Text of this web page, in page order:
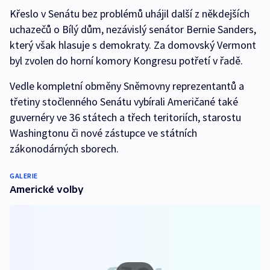
Křeslo v Senátu bez problémů uhájil další z někdejších
uchazečů o Bílý dům, nezávislý senátor Bernie Sanders,
který však hlasuje s demokraty. Za domovský Vermont
byl zvolen do horní komory Kongresu potřetí v řadě.
Vedle kompletní obměny Sněmovny reprezentantů a
třetiny stočlenného Senátu vybírali Američané také
guvernéry ve 36 státech a třech teritoriích, starostu
Washingtonu či nové zástupce ve státních
zákonodárných sborech.
GALERIE
Americké volby